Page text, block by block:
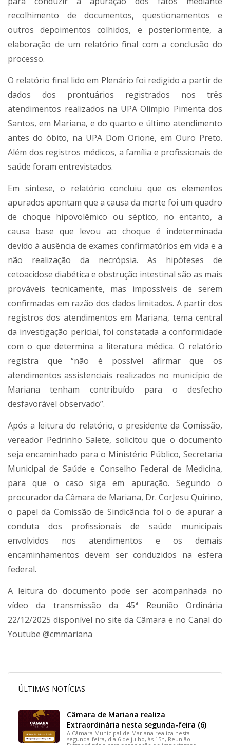
recolhimento de documentos, questionamentos e
outros depoimentos colhidos, e posteriormente, a
elaboração de um relatório final com a conclusão do
processo.
O relatório final lido em Plenário foi redigido a partir de
dados dos prontuários registrados nos três
atendimentos realizados na UPA Olímpio Pimenta dos
Santos, em Mariana, e do quarto e último atendimento
antes do óbito, na UPA Dom Orione, em Ouro Preto.
Além dos registros médicos, a família e profissionais de
saúde foram entrevistados.
Em síntese, o relatório concluiu que os elementos
apurados apontam que a causa da morte foi um quadro
de choque hipovolêmico ou séptico, no entanto, a
causa base que levou ao choque é indeterminada
devido à ausência de exames confirmatórios em vida e a
não realização da necrópsia. As hipóteses de
cetoacidose diabética e obstrução intestinal são as mais
prováveis tecnicamente, mas impossíveis de serem
confirmadas em razão dos dados limitados. A partir dos
registros dos atendimentos em Mariana, tema central
da investigação pericial, foi constatada a conformidade
com o que determina a literatura médica. O relatório
registra que “não é possível afirmar que os
atendimentos assistenciais realizados no município de
Mariana tenham contribuído para o desfecho
desfavorável observado”.
Após a leitura do relatório, o presidente da Comissão,
vereador Pedrinho Salete, solicitou que o documento
seja encaminhado para o Ministério Público, Secretaria
Municipal de Saúde e Conselho Federal de Medicina,
para que o caso siga em apuração. Segundo o
procurador da Câmara de Mariana, Dr. CorJesu Quirino,
o papel da Comissão de Sindicância foi o de apurar a
conduta dos profissionais de saúde municipais
envolvidos nos atendimentos e os demais
encaminhamentos devem ser conduzidos na esfera
federal.
A leitura do documento pode ser acompanhada no
vídeo da transmissão da 45ª Reunião Ordinária
22/12/2025 disponível no site da Câmara e no Canal do
Youtube @cmmariana
ÚLTIMAS NOTÍCIAS
Câmara de Mariana realiza
Extraordinária nesta segunda-feira (6)
A Câmara Municipal de Mariana realiza nesta
segunda-feira, dia 6 de julho, às 15h, Reunião